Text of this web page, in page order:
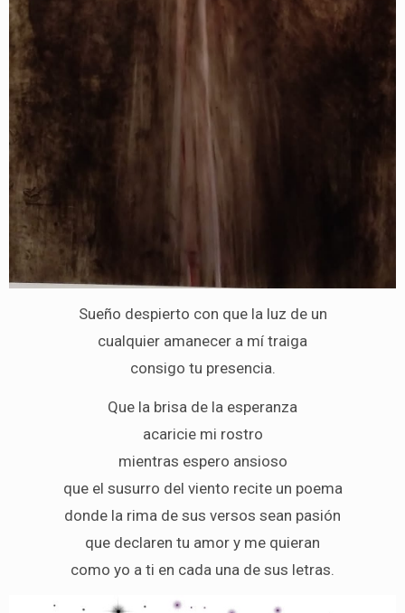
Sueño despierto con que la luz de un
cualquier amanecer a mí traiga
consigo tu presencia.
Que la brisa de la esperanza
acaricie mi rostro
mientras espero ansioso
que el susurro del viento recite un poema
donde la rima de sus versos sean pasión
que declaren tu amor y me quieran
como yo a ti en cada una de sus letras.